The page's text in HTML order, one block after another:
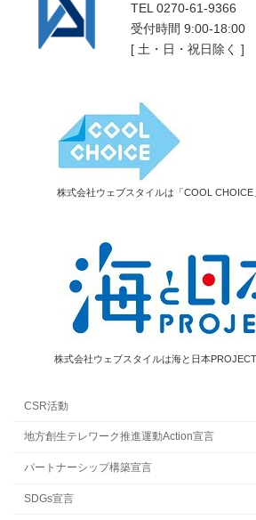
TEL 0270-61-9366
受付時間 9:00-18:00
[ 土・日・祝日除く ]
株式会社ウェブスタイルは「COOL
株式会社ウェブスタイルは海と日本
CSR活動
地方創生テレワーク推進運動Action宣言
パートナーシップ構築宣言
SDGs宣言